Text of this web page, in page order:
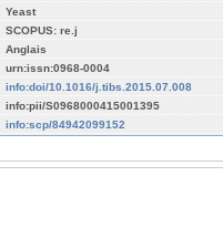
Yeast
SCOPUS: re.j
Anglais
urn:issn:0968-0004
info:doi/10.1016/j.tibs.2015.07.008
info:pii/S0968000415001395
info:scp/84942099152